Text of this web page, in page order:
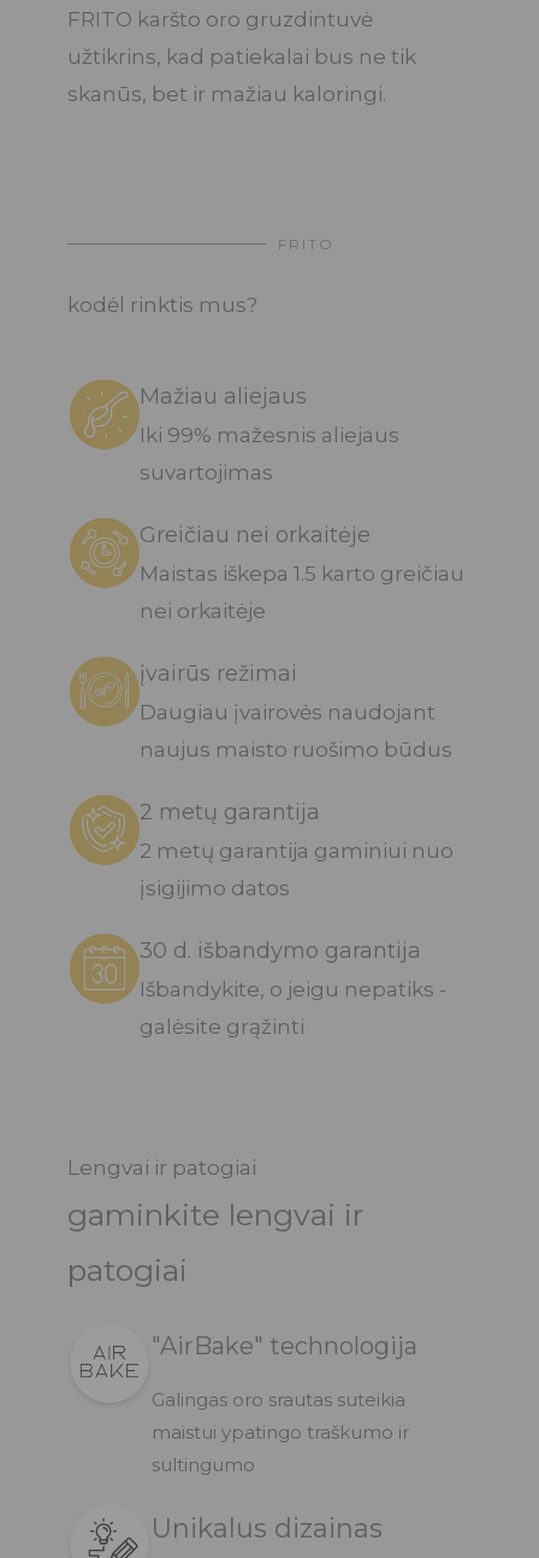
FRITO karšto oro gruzdintuvė
užtikrins, kad patiekalai bus ne tik
skanūs, bet ir mažiau kaloringi.
FRITO
kodėl rinktis mus?
Mažiau aliejaus
Iki 99% mažesnis aliejaus
suvartojimas
Greičiau nei orkaitėje
Maistas iškepa 1.5 karto greičiau
nei orkaitėje
įvairūs režimai
Daugiau įvairovės naudojant
naujus maisto ruošimo būdus
2 metų garantija
2 metų garantija gaminiui nuo
įsigijimo datos
30 d. išbandymo garantija
Išbandykite, o jeigu nepatiks -
galėsite grąžinti
Lengvai ir patogiai
gaminkite lengvai ir
patogiai
"AirBake" technologija
Galingas oro srautas suteikia
maistui ypatingo traškumo ir
sultingumo
Unikalus dizainas